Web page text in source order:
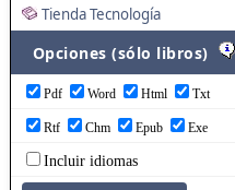
Tienda Tecnología
Opciones (sólo libros)
Pdf Word Html Txt
Rtf Chm Epub Exe
Incluir idiomas